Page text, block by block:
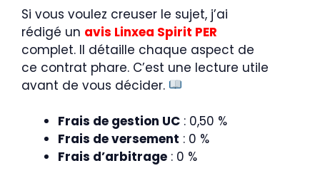
Si vous voulez creuser le sujet, j’ai
rédigé un avis Linxea Spirit PER
complet. Il détaille chaque aspect de
ce contrat phare. C’est une lecture utile
avant de vous décider.
Frais de gestion UC : 0,50 %
Frais de versement : 0 %
Frais d’arbitrage : 0 %